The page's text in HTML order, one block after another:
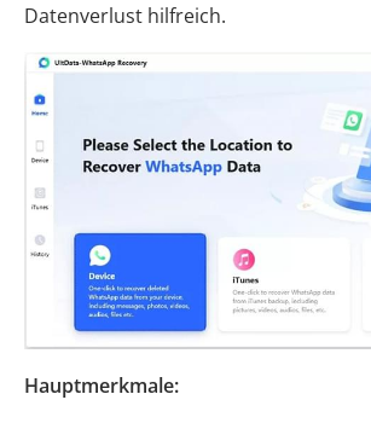
Datenverlust hilfreich.
Hauptmerkmale: